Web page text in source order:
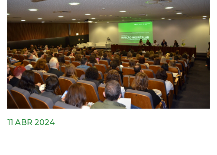
11 ABR 2024